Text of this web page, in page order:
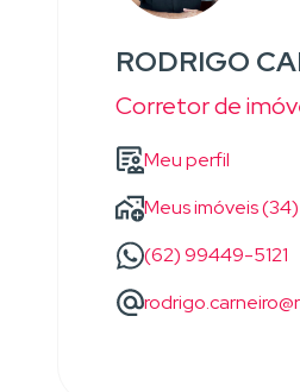
RODRIGO
Corretor de
Meu perfil
Meus imóveis (34)
(62) 99449-5121